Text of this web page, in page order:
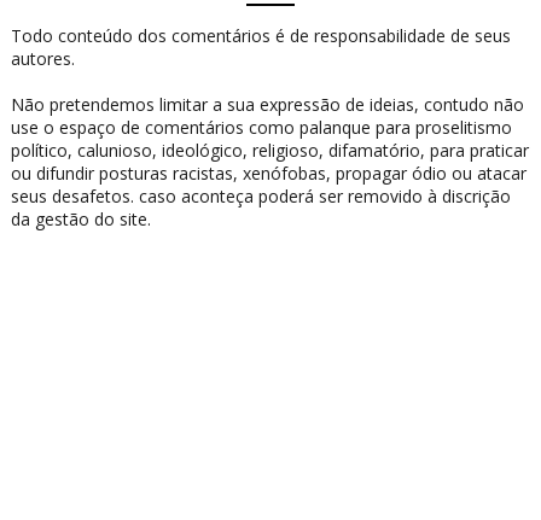
Todo conteúdo dos comentários é de responsabilidade de seus
autores.
Não pretendemos limitar a sua expressão de ideias, contudo não
use o espaço de comentários como palanque para proselitismo
político, calunioso, ideológico, religioso, difamatório, para praticar
ou difundir posturas racistas, xenófobas, propagar ódio ou atacar
seus desafetos. caso aconteça poderá ser removido à discrição
da gestão do site.